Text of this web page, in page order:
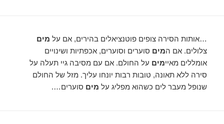
…אותות הסירה צופים פוטנציאלים בהירים, אם על מים
צלולים. אם המים סוערים וסוערים, אכפתיות ושינויים
אומללים מאיימים על החולם. אם עם מסיבה גיי תעלה על
סירה ללא תאונה, טובות רבות יונחו עליך. מזל של החולם
שנופל מעבר לים כשהוא מפליג על מים סוערים….